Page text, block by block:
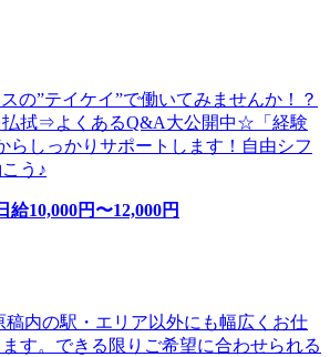
の”テイケイ”で働いてみませんか！？
払拭⇒よくあるQ&A大公開中☆「経験
しっかりサポートします！自由シフ
う♪
給10,000円〜12,000円
内の駅・エリア以外にも幅広くお仕
す。できる限りご希望に合わせられる